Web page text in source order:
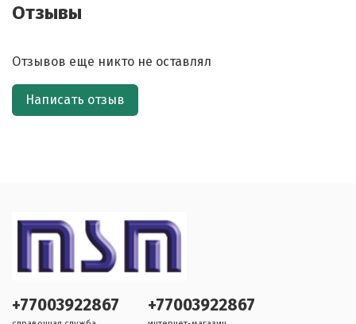
Отзывы
Отзывов еще никто не оставлял
Написать отзыв
+77003922867 +77003922867